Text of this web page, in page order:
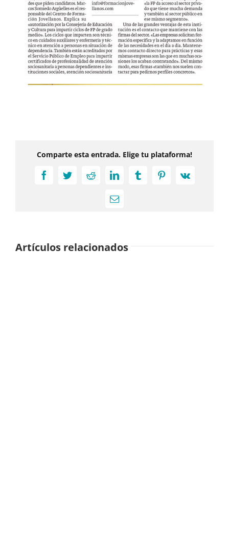
Comparte esta entrada. Elige tu plataforma!
FacebookTwitterRedditLinkedInTumblrPinterest
Vk
Correo
Artículos relacionados